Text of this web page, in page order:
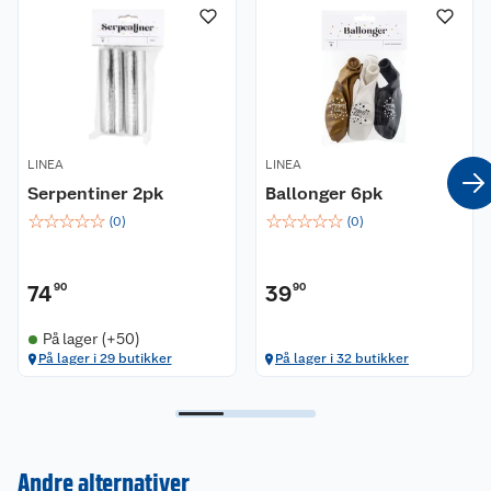
LINEA
Serpentiner 2pk
☆☆☆☆☆ (0)
7490
På lager (+50)
På lager i 29 butikker
LINEA
Ballonger 6pk
☆☆☆☆☆ (0)
3990
På lager i 32 butikker
Andre alternativer